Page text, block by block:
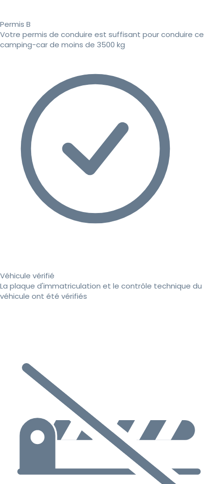
Permis B
Votre permis de conduire est suffisant pour conduire ce
camping-car de moins de 3500 kg
Véhicule vérifié
La plaque d'immatriculation et le contrôle technique du
véhicule ont été vérifiés